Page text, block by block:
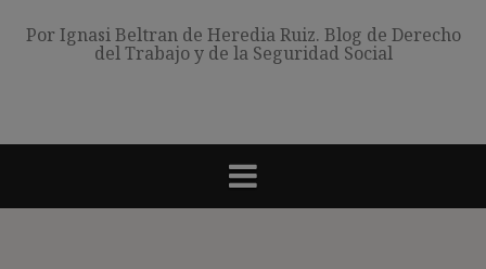
Por Ignasi Beltran de Heredia Ruiz. Blog de Derecho
del Trabajo y de la Seguridad Social